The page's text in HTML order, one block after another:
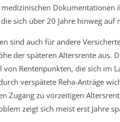
Dokumentationen
sich über 20 Jahre hinweg
sind auch für andere
der späteren Altersrente aus.
von Rentenpunkten, die sich im
verspätete Reha-Anträge
Zugang zu vorzeitigen
zeigt sich meist erst Jahre